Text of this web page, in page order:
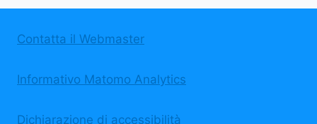
Contatta il Webmaster
Informativo Matomo Analytics
Dichiarazione di accessibilità